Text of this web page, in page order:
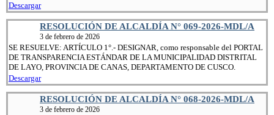
Descargar
RESOLUCIÓN DE ALCALDÍA N° 069-2026-MDL/A
3 de febrero de 2026
SE RESUELVE: ARTÍCULO 1°.- DESIGNAR, como responsable del PORTAL
DE TRANSPARENCIA ESTÁNDAR DE LA MUNICIPALIDAD DISTRITAL
DE LAYO, PROVINCIA DE CANAS, DEPARTAMENTO DE CUSCO.
Descargar
RESOLUCIÓN DE ALCALDÍA N° 068-2026-MDL/A
3 de febrero de 2026